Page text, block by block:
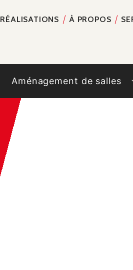
RÉALISATIONS À PROPOS
Aménagement de salles